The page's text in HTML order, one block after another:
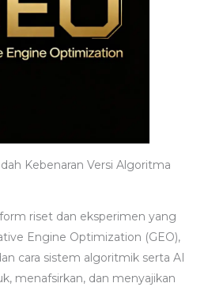
Kebenaran Versi Algoritma
riset dan eksperimen yang
Engine Optimization (GEO),
cara sistem algoritmik serta AI
menafsirkan, dan menyajikan